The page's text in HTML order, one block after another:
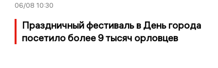
06/08 10:30
Праздничный фестиваль в День города
посетило более 9 тысяч орловцев